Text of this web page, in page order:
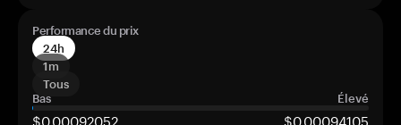
Performance du prix
24h
1m
Tous
Bas
Élevé
$0,00092052 $0,00094105